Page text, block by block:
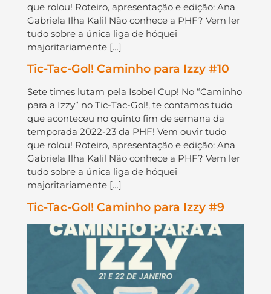
que rolou! Roteiro, apresentação e edição: Ana
Gabriela Ilha Kalil Não conhece a PHF? Vem ler
tudo sobre a única liga de hóquei
majoritariamente […]
Tic-Tac-Gol! Caminho para Izzy #10
Sete times lutam pela Isobel Cup! No “Caminho
para a Izzy” no Tic-Tac-Gol!, te contamos tudo
que aconteceu no quinto fim de semana da
temporada 2022-23 da PHF! Vem ouvir tudo
que rolou! Roteiro, apresentação e edição: Ana
Gabriela Ilha Kalil Não conhece a PHF? Vem ler
tudo sobre a única liga de hóquei
majoritariamente […]
Tic-Tac-Gol! Caminho para Izzy #9